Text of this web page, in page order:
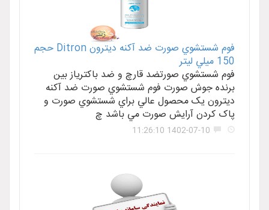
فوم شستشوي صورت ضد آکنه ديترون Ditron حجم
150 ميلي ليتر
فوم شستشوي صورتضد قارچ و ضد باکترياز بين
برنده جوش صورت فوم شستشوي صورت ضد آکنه
ديترون يک محصول عالي براي شستشوي صورت و
پاک کردن آرايش صورت مي باشد چ
1402-07-10 11:26:10